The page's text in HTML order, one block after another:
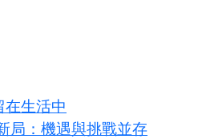
在生活中
局：機遇與挑戰並存